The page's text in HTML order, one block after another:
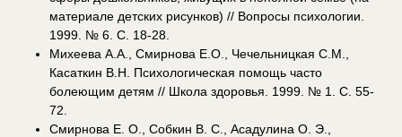
материале детских рисунков) // Вопросы психологии.
1999. № 6. С. 18-28.
Михеева А.А., Смирнова Е.О., Чечельницкая С.М.,
Касаткин В.Н. Психологическая помощь часто
болеющим детям // Школа здоровья. 1999. № 1. С. 55-
72.
Смирнова Е. О., Собкин В. С., Асадулина О. Э.,